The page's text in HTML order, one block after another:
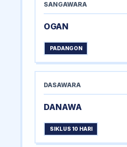
SANGAWARA
OGAN
PADANGON
DASAWARA
DANAWA
SIKLUS 10 HARI